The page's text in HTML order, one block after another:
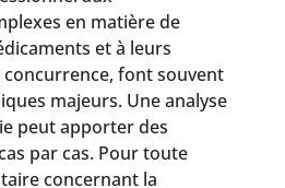
en matière de
et à leurs
font souvent
majeurs. Une analyse
peut apporter des
par cas. Pour toute
concernant la